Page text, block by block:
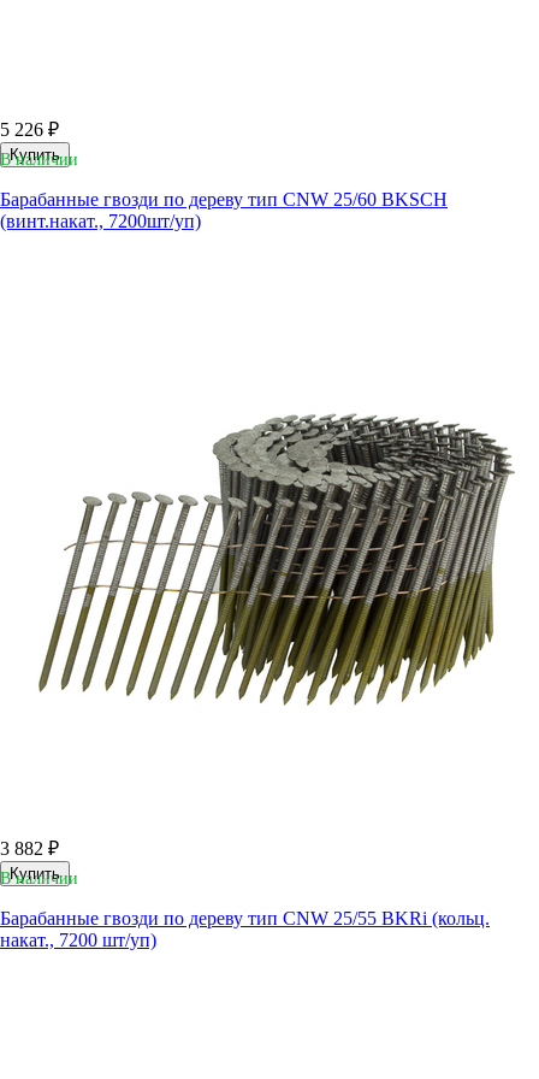
5 226 ₽
Купить
В наличии
Барабанные гвозди по дереву тип CNW 25/60 BKSCH
(винт.накат., 7200шт/уп)
3 882 ₽
Купить
В наличии
Барабанные гвозди по дереву тип CNW 25/55 BKRi (кольц.
накат., 7200 шт/уп)